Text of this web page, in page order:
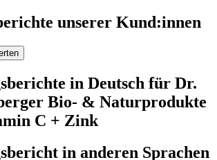
unserer Kund:innen
in Deutsch für Dr.
Bio- & Naturprodukte
C + Zink
in anderen Sprachen